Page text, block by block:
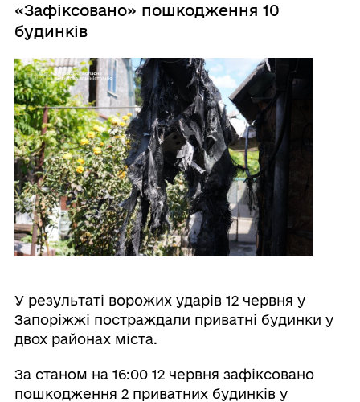
«Зафіксовано» пошкодження 10
будинків
У результаті ворожих ударів 12 червня у
Запоріжжі постраждали приватні будинки у
двох районах міста.
За станом на 16:00 12 червня зафіксовано
пошкодження 2 приватних будинків у